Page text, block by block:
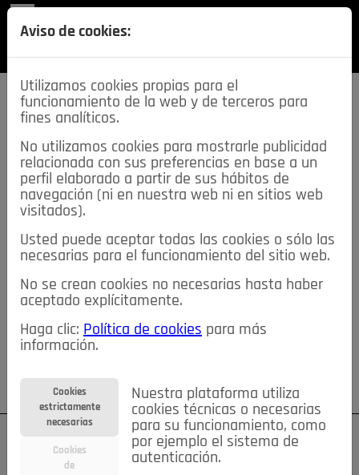
SECCIONES
descarga esta
REVISTA
≡NOTICIAS
NOTICIAS SERVICIOS DE INTERÉS
TABLÓN DE ANUNCIOS MIS ANUNCIOS CONTACTO
NOSOTROS
Su cuenta Regístrese ¿Olvidó su contraseña?
Aviso de cookies:
Utilizamos cookies propias para el
funcionamiento de la web y de terceros para
fines analíticos.
No utilizamos cookies para mostrarle publicidad
relacionada con sus preferencias en base a un
perfil elaborado a partir de sus hábitos de
navegación (ni en nuestra web ni en sitios web
visitados).
Usted puede aceptar todas las cookies o sólo las
necesarias para el funcionamiento del sitio web.
No se crean cookies no necesarias hasta haber
aceptado explícitamente.
Haga clic: Política de cookies para más
información.
Cookies
estrictamente
necesarias
Cookies
de
Nuestra plataforma utiliza
cookies técnicas o necesarias
para su funcionamiento, como
por ejemplo el sistema de
autenticación.